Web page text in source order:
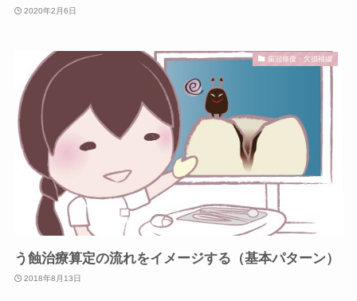
2020年2月6日
歯冠修復・欠損補綴
う蝕治療算定の流れをイメージする（基本パターン）
2018年8月13日